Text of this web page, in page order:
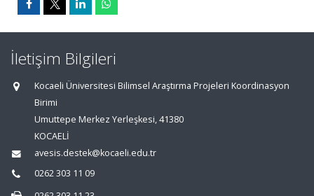
İletişim Bilgileri
Kocaeli Üniversitesi Bilimsel Araştırma Projeleri Koordinasyon
Birimi
Umuttepe Merkez Yerleşkesi, 41380
KOCAELİ
avesis.destek@kocaeli.edu.tr
0262 303 11 09